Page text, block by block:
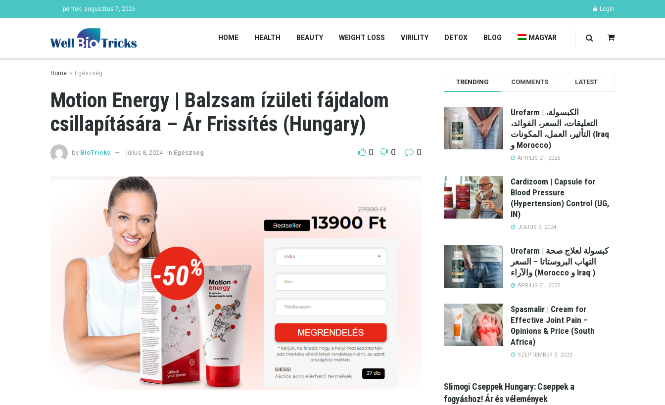
péntek, augusztus 7, 2026 Login
HOME HEALTH BEAUTY WEIGHT LOSS VIRILITY DETOX BLOG MAGYAR
Home Egészség
Motion Energy | Balzsam ízületi fájdalom
csillapítására – Ár Frissítés (Hungary)
by BioTricks július 8, 2024 in Egészség 0 0 0
TRENDING COMMENTS LATEST
Urofarm | الكبسولة،
التعليقات، السعر، الفوائد،
التأثير، العمل، المكونات (Iraq
و Morocco)
ÁPRILIS 21, 2025
Cardizoom | Capsule for
Blood Pressure
(Hypertension) Control (UG,
IN)
JÚLIUS 9, 2024
Urofarm | كبسولة لعلاج صحة
التهاب البروستاتا – السعر
والآراء (Morocco و Iraq )
ÁPRILIS 21, 2025
Spasmalir | Cream for
Effective Joint Pain –
Opinions & Price (South
Africa)
SZEPTEMBER 5, 2023
Slimogi Cseppek Hungary: Cseppek a
fogyáshoz! Ár és vélemények